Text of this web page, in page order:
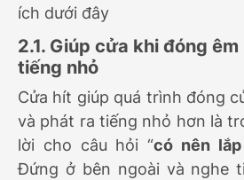
ích dưới đây
2.1. Giúp cửa khi đóng
tiếng nhỏ
Cửa hít giúp quá trình đóng
và phát ra tiếng nhỏ hơn là
lời cho câu hỏi “có nên
Đứng ở bên ngoài và nghe